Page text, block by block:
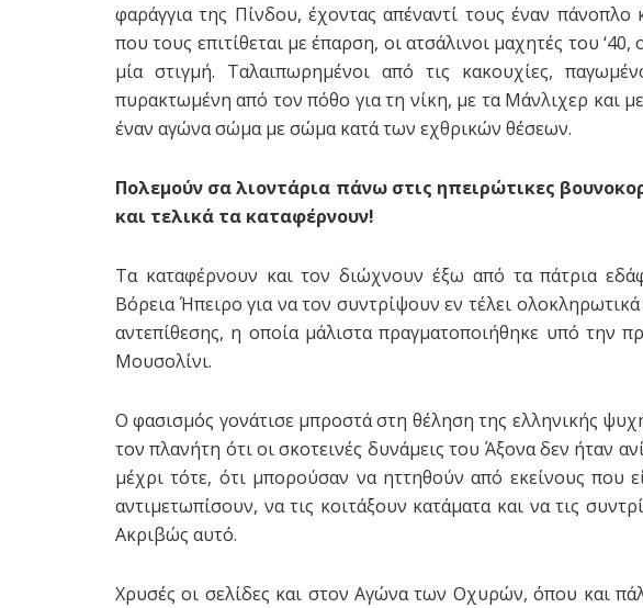
φαράγγια της Πίνδου, έχοντας απέναντί τους έναν πάνοπλο
που τους επιτίθεται με έπαρση, οι ατσάλινοι μαχητές του
μία στιγμή. Ταλαιπωρημένοι από τις κακουχίες,
πυρακτωμένη από τον πόθο για τη νίκη, με τα Μάνλιχερ και
έναν αγώνα σώμα με σώμα κατά των εχθρικών θέσεων.
Πολεμούν σα λιοντάρια πάνω στις ηπειρώτικες
και τελικά τα καταφέρνουν!
Τα καταφέρνουν και τον διώχνουν έξω από τα πάτρια
Βόρεια Ήπειρο για να τον συντρίψουν εν τέλει ολοκληρωτικά
αντεπίθεσης, η οποία μάλιστα πραγματοποιήθηκε υπό την
Μουσολίνι.
Ο φασισμός γονάτισε μπροστά στη θέληση της ελληνικής
τον πλανήτη ότι οι σκοτεινές δυνάμεις του Άξονα δεν ήταν
μέχρι τότε, ότι μπορούσαν να ηττηθούν από εκείνους που
αντιμετωπίσουν, να τις κοιτάξουν κατάματα και να τις
Ακριβώς αυτό.
Χρυσές οι σελίδες και στον Αγώνα των Οχυρών, όπου και